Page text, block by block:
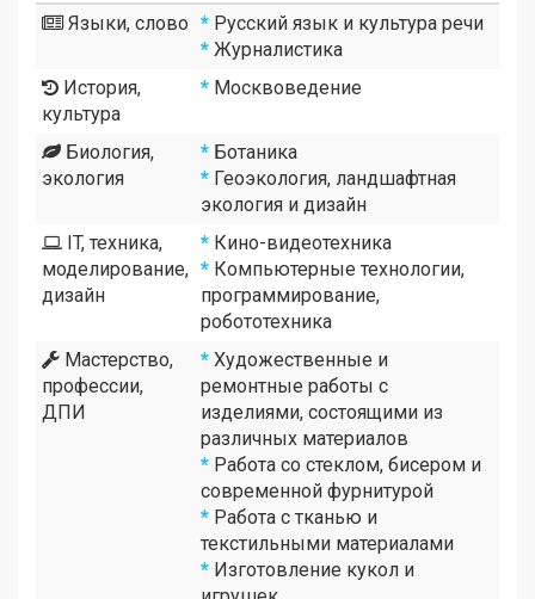
Языки, слово * Русский язык и культура речи
* Журналистика
История,
культура
* Москвоведение
Биология,
экология
* Ботаника
* Геоэкология, ландшафтная
экология и дизайн
IT, техника,
моделирование,
дизайн
* Кино-видеотехника
* Компьютерные технологии,
программирование,
робототехника
Мастерство,
профессии,
ДПИ
* Художественные и
ремонтные работы с
изделиями, состоящими из
различных материалов
* Работа со стеклом, бисером и
современной фурнитурой
* Работа с тканью и
текстильными материалами
* Изготовление кукол и